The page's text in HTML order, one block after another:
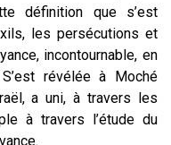
définition que s’est
les persécutions et
incontournable, en
révélée à Moché
a uni, à travers les
à travers l’étude du